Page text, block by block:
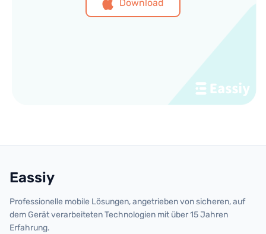
Download
Eassiy
Professionelle mobile Lösungen, angetrieben von sicheren, auf
dem Gerät verarbeiteten Technologien mit über 15 Jahren
Erfahrung.